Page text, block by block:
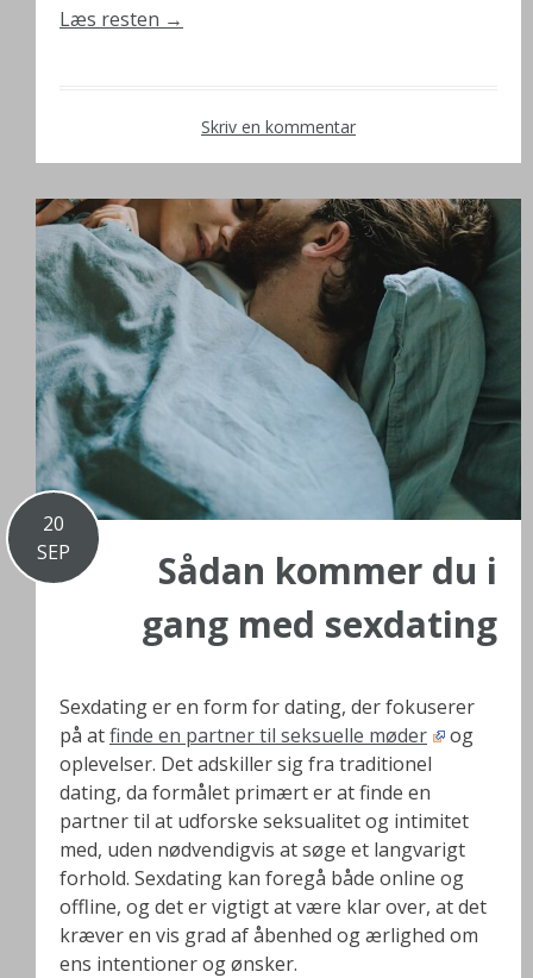
Læs resten →
Skriv en kommentar
20
SEP
Sådan kommer du i
gang med sexdating
Sexdating er en form for dating, der fokuserer
på atfinde en partner til seksuelle møder
og
oplevelser. Det adskiller sig fra traditionel
dating, da formålet primært er at finde en
partner til at udforske seksualitet og intimitet
med, uden nødvendigvis at søge et langvarigt
forhold. Sexdating kan foregå både online og
offline, og det er vigtigt at være klar over, at det
kræver en vis grad af åbenhed og ærlighed om
ens intentioner og ønsker.